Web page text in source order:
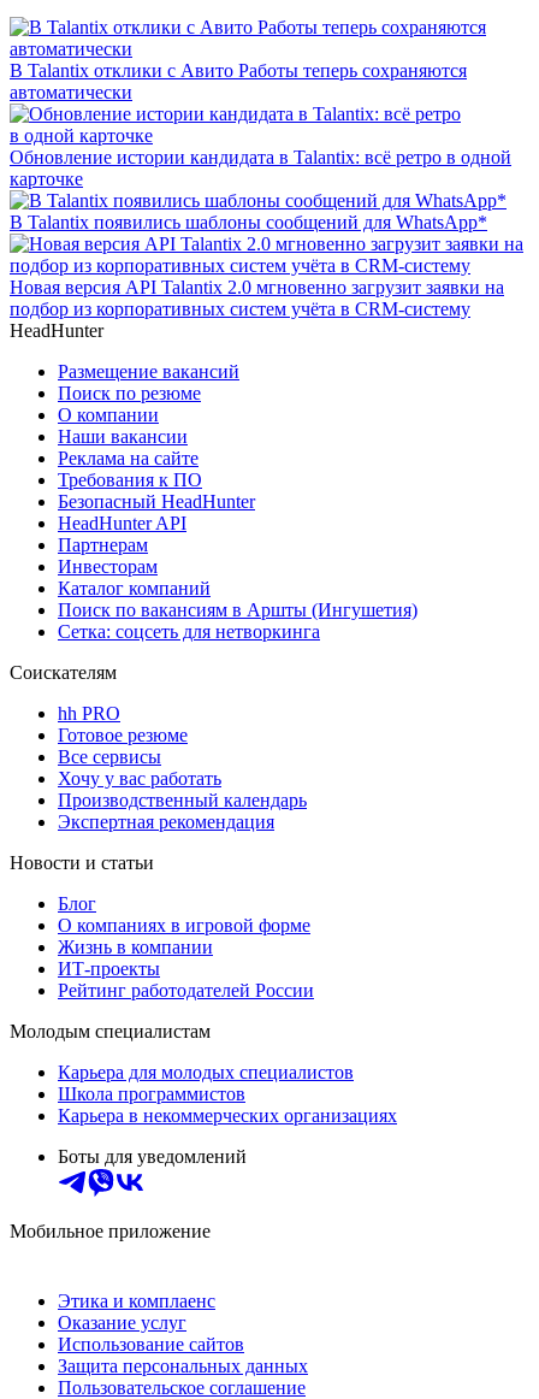
В Talantix отклики с Авито Работы теперь сохраняются
автоматически
Обновление истории кандидата в Talantix: всё ретро в одной
карточке
В Talantix появились шаблоны сообщений для WhatsApp*
Новая версия API Talantix 2.0 мгновенно загрузит заявки на
подбор из корпоративных систем учёта в CRM-систему
HeadHunter
Размещение вакансий
Поиск по резюме
О компании
Наши вакансии
Реклама на сайте
Требования к ПО
Безопасный HeadHunter
HeadHunter API
Партнерам
Инвесторам
Каталог компаний
Поиск по вакансиям в Аршты (Ингушетия)
Сетка: соцсеть для нетворкинга
Соискателям
hh PRO
Готовое резюме
Все сервисы
Хочу у вас работать
Производственный календарь
Экспертная рекомендация
Новости и статьи
Блог
О компаниях в игровой форме
Жизнь в компании
ИТ-проекты
Рейтинг работодателей России
Молодым специалистам
Карьера для молодых специалистов
Школа программистов
Карьера в некоммерческих организациях
Боты для уведомлений
Мобильное приложение
Этика и комплаенс
Оказание услуг
Использование сайтов
Защита персональных данных
Пользовательское соглашение